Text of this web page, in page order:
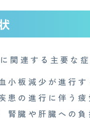
関連する主要な症
小板減少が進行
患の進行に伴う疲
腎臓や肝臓への